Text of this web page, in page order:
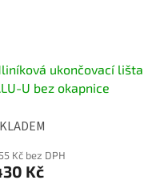
ukončovací lišta
ALU-U bez okapnice
Kč bez DPH
Kč